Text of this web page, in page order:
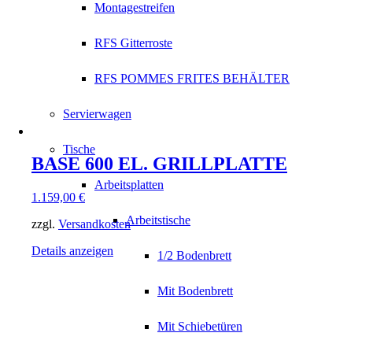
Montagestreifen
RFS Gitterroste
RFS POMMES FRITES BEHÄLTER
Servierwagen
Tische
Arbeitsplatten
Arbeitstische
1/2 Bodenbrett
Mit Bodenbrett
Mit Schiebetüren
BASE 600 EL. GRILLPLATTE
1.159,00 €
zzgl. Versandkosten
Details anzeigen